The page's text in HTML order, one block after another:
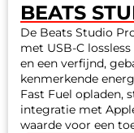
BEATS
De Beats Studio
met USB-C
en een verfijnd,
kenmerkende
Fast Fuel opladen,
integratie met
waarde voor een